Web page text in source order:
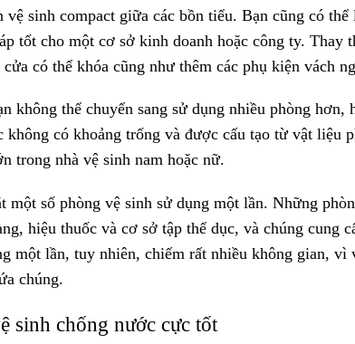
vệ sinh compact giữa các bồn tiểu. Bạn cũng có
tốt cho một cơ sở kinh doanh hoặc công ty. Thay
có thể khóa cũng như thêm các phụ kiện vách
không thể chuyển sang sử dụng nhiều phòng hơn,
không có khoảng trống và được cấu tạo từ vật liệu
trong nhà vệ sinh nam hoặc nữ.
một số phòng vệ sinh sử dụng một lần. Những
hiệu thuốc và cơ sở tập thể dục, và chúng cung
một lần, tuy nhiên, chiếm rất nhiều không gian, vì
chúng.
sinh chống nước cực tốt